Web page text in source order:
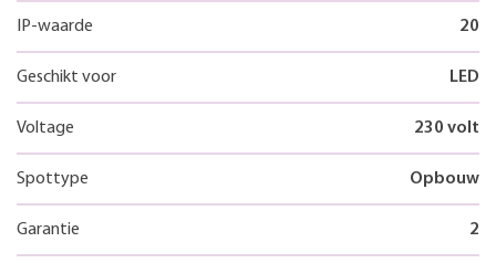
IP-waarde 20
Geschikt voor LED
Voltage 230 volt
Spottype Opbouw
Garantie 2